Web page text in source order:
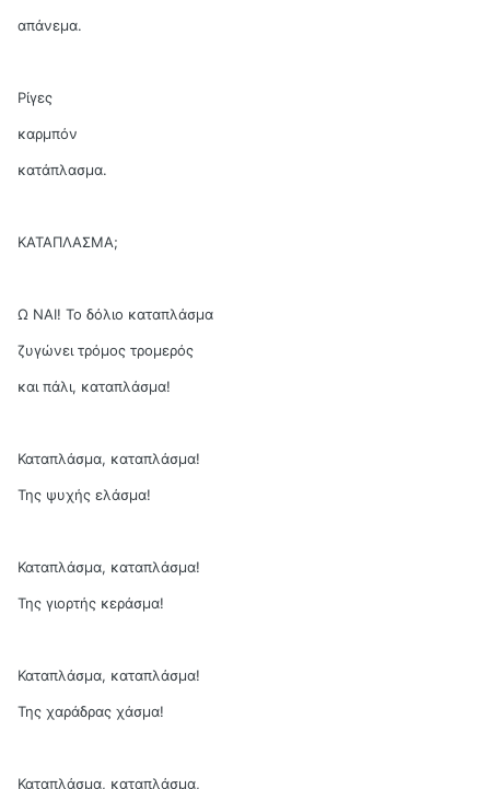
απάνεμα.
Ρίγες
καρμπόν
κατάπλασμα.
ΚΑΤΑΠΛΑΣΜΑ;
Ω ΝΑΙ! Το δόλιο καταπλάσμα
ζυγώνει τρόμος τρομερός
και πάλι, καταπλάσμα!
Καταπλάσμα, καταπλάσμα!
Της ψυχής ελάσμα!
Καταπλάσμα, καταπλάσμα!
Της γιορτής κεράσμα!
Καταπλάσμα, καταπλάσμα!
Της χαράδρας χάσμα!
Καταπλάσμα, καταπλάσμα,